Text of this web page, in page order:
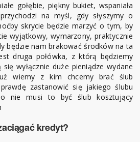
gołębie, piękny bukiet, wspaniała
na myśl, gdy słyszymy o
skrycie będzie marzyć o tym, by
wyjątkowy, wymarzony, praktycznie
będzie nam brakować środków na ta
druga połówka, z którą będziemy
wyłącznie duże pieniądze wydane
wiemy z kim chcemy brać ślub
zastanowić się jakiego ślubu
nie musi to być ślub kosztujący
kredyt?